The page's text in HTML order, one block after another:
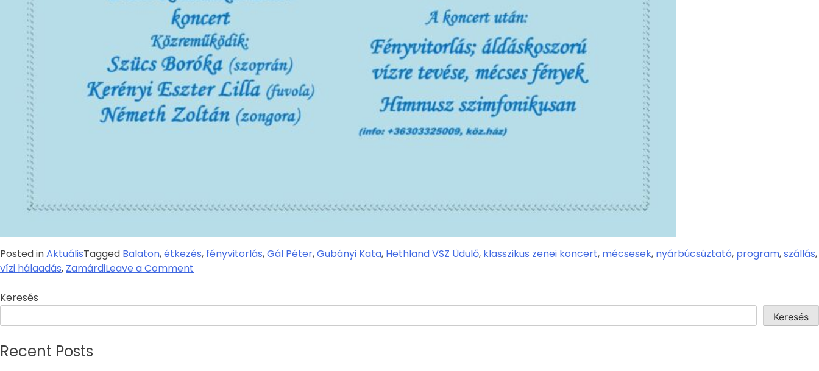
Posted inAktuálisTagged Balaton,étkezés, fényvitorlás,Gál Péter,Gubányi Kata, Hethland VSZ Üdülő, klasszikus zenei koncert, mécsesek, nyárbúcsúztató, program,szállás,
vízi hálaadás, ZamárdiLeave a Comment
Keresés
Keresés
Recent Posts